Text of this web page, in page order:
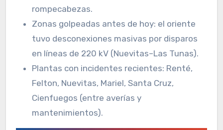
rompecabezas.
Zonas golpeadas antes de hoy: el oriente
tuvo desconexiones masivas por disparos
en líneas de 220 kV (Nuevitas–Las Tunas).
Plantas con incidentes recientes: Renté,
Felton, Nuevitas, Mariel, Santa Cruz,
Cienfuegos (entre averías y
mantenimientos).